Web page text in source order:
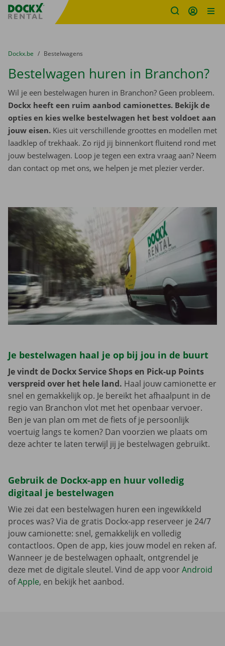
Fratello DEMO
U bevindt zich hier:
van
Dockx.be naar
Bestelwagens
Bestelwagen huren in Branchon?
Wil je een bestelwagen huren in Branchon? Geen probleem.
Dockx heeft een ruim aanbod camionettes. Bekijk de
opties en kies welke bestelwagen het best voldoet aan
jouw eisen. Kies uit verschillende groottes en modellen met
laadklep of trekhaak. Zo rijd jij binnenkort fluitend rond met
jouw bestelwagen. Loop je tegen een extra vraag aan? Neem
dan contact op met ons, we helpen je met plezier verder.
Je bestelwagen haal je op bij jou in de buurt
Je vindt de Dockx Service Shops en Pick-up Points
verspreid over het hele land. Haal jouw camionette er
snel en gemakkelijk op. Je bereikt het afhaalpunt in de
regio van Branchon vlot met het openbaar vervoer.
Ben je van plan om met de fiets of je persoonlijk
voertuig langs te komen? Dan voorzien we plaats om
deze achter te laten terwijl jij je bestelwagen gebruikt.
Gebruik de Dockx-app en huur volledig
digitaal je bestelwagen
Wie zei dat een bestelwagen huren een ingewikkeld
proces was? Via de gratis Dockx-app reserveer je 24/7
jouw camionette: snel, gemakkelijk en volledig
contactloos. Open de app, kies jouw model en reken af.
Wanneer je de bestelwagen ophaalt, ontgrendel je
deze met de digitale sleutel. Vind de app voorAndroid
ofApple, en bekijk het aanbod.